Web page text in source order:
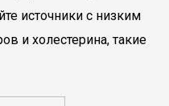
источники с низким
и холестерина, такие